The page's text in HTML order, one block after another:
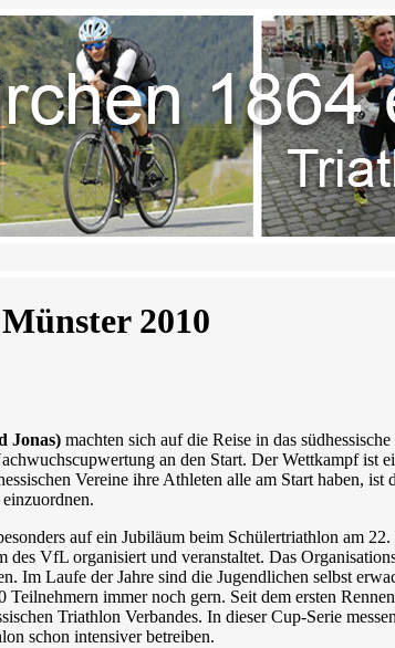
2010
Jonas) machten sich auf die Reise in das
an den Start. Der Wettkampf ist
Vereine ihre Athleten alle am Start haben, ist
auf ein Jubiläum beim Schülertriathlon am
VfL organisiert und veranstaltet. Das
Im Laufe der Jahre sind die Jugendlichen selbst
immer noch gern. Seit dem ersten
Triathlon Verbandes. In dieser Cup-Serie
schon intensiver betreiben.